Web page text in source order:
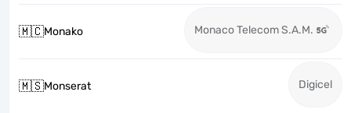
🇲🇨Monako Monaco Telecom S.A.M.
🇲🇸Monserat Digicel